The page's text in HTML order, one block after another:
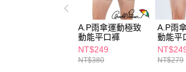
A.P雨傘運動極致
動能平口褲
NT$249
NT$380
A.P雨
動能平
NT$279